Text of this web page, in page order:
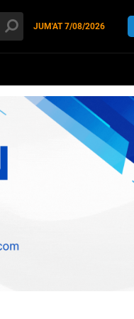
JUM'AT7/08/2026